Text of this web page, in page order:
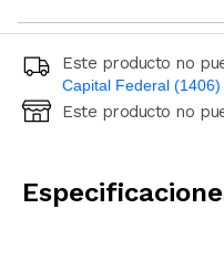
Este producto no
Capital Federal (1406)
Ingresá código postal
Este producto no